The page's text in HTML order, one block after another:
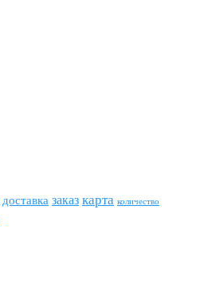
доставка заказ карта количество